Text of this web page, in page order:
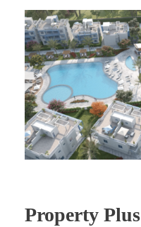
Property Plus